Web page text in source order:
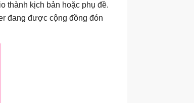
thành kịch bản hoặc phụ đề.
đang được cộng đồng đón